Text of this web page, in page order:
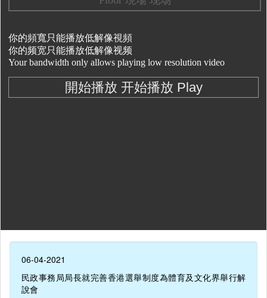
06-04-2021
民政事務局局長就完善香港選舉制度為體育及文化界舉行解
說會